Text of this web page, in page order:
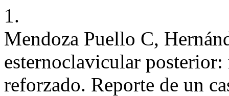
1.
Mendoza Puello C,
esternoclavicular
reforzado. Reporte de un